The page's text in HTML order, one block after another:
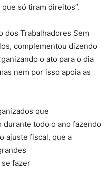
só tiram direitos”.
dos Trabalhadores Sem
complementou dizendo
o ato para o dia
nem por isso apoia as
que
durante todo o ano fazendo
ajuste fiscal, que a
fazer